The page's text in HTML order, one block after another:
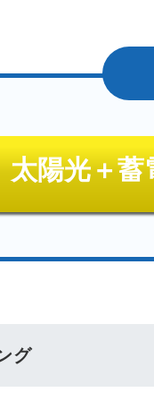
太陽光＋蓄
グ